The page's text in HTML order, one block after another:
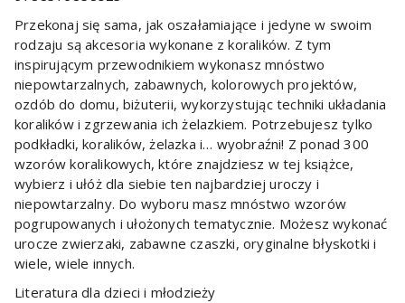
Przekonaj się sama, jak oszałamiające i jedyne w swoim
rodzaju są akcesoria wykonane z koralików. Z tym
inspirującym przewodnikiem wykonasz mnóstwo
niepowtarzalnych, zabawnych, kolorowych projektów,
ozdób do domu, biżuterii, wykorzystując techniki układania
koralików i zgrzewania ich żelazkiem. Potrzebujesz tylko
podkładki, koralików, żelazka i… wyobraźni! Z ponad 300
wzorów koralikowych, które znajdziesz w tej książce,
wybierz i ułóż dla siebie ten najbardziej uroczy i
niepowtarzalny. Do wyboru masz mnóstwo wzorów
pogrupowanych i ułożonych tematycznie. Możesz wykonać
urocze zwierzaki, zabawne czaszki, oryginalne błyskotki i
wiele, wiele innych.
Literatura dla dzieci i młodzieży